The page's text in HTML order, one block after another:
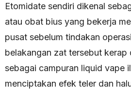
Etomidate sendiri dikenal
atau obat bius yang bekerja
pusat sebelum tindakan
belakangan zat tersebut kerap
sebagai campuran liquid vape
menciptakan efek teler dan